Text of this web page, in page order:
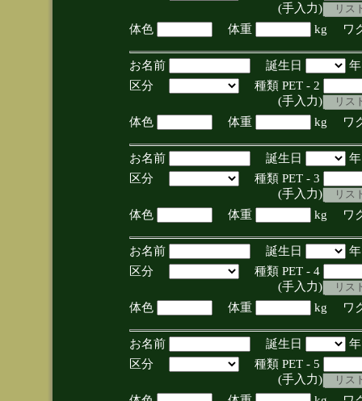
(手入力)
体色
体重 kg ワ
お名前 誕生日
区分
種類 PET - 2
(手入力)
体色
体重 kg ワ
お名前 誕生日
区分
種類 PET - 3
(手入力)
体色
体重 kg ワ
お名前 誕生日
区分
種類 PET - 4
(手入力)
体色
体重 kg ワ
お名前 誕生日
区分
種類 PET - 5
(手入力)